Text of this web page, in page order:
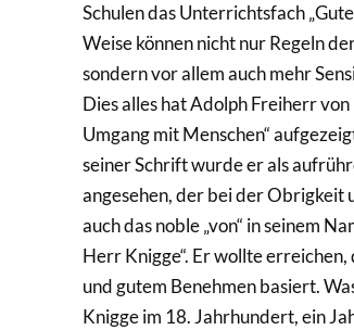
Schulen das Unterrichtsfach
Weise können nicht nur Regeln
sondern vor allem auch mehr
Dies alles hat Adolph Freiherr
Umgang mit Menschen“
seiner Schrift wurde er als
angesehen, der bei der Obrigkeit
auch das noble „von“ in seinem
Herr Knigge“. Er wollte
und gutem Benehmen basiert.
Knigge im 18. Jahrhundert, ein